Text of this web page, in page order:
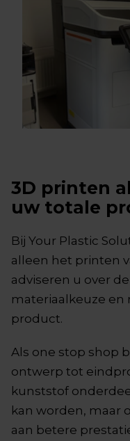
3D printen
uw totale
Bij Your Plastic
alleen het printen
adviseren u over
materiaalkeuze en
product.
Als one stop shop
ontwerp tot
kunststof
kan worden, maar
aan betere